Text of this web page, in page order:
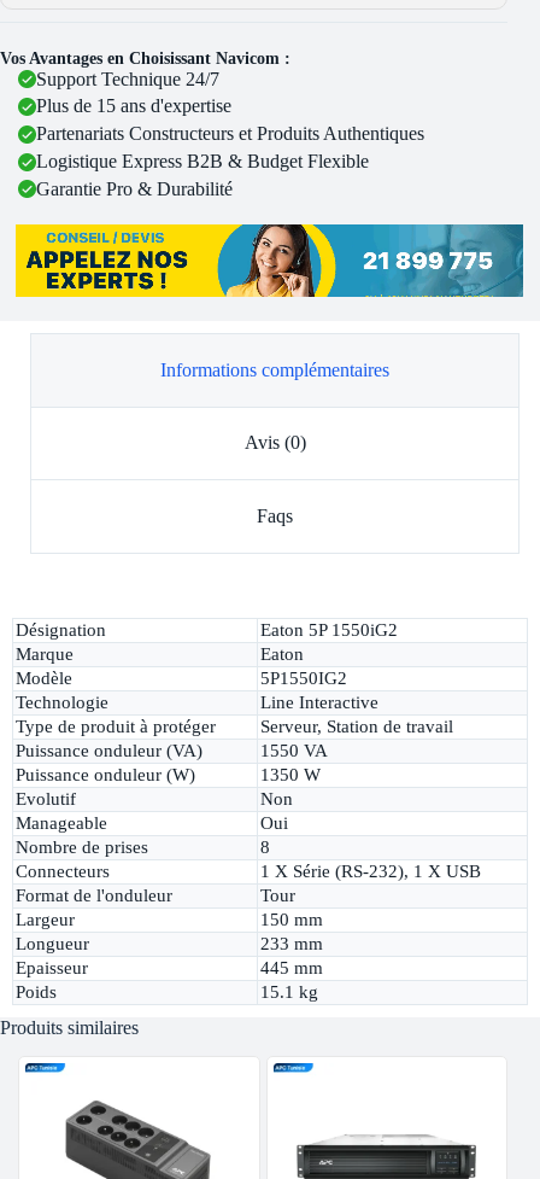
Vos Avantages en Choisissant Navicom :
Support Technique 24/7
Plus de 15 ans d'expertise
Partenariats Constructeurs et Produits Authentiques
Logistique Express B2B & Budget Flexible
Garantie Pro & Durabilité
Informations complémentaires
Avis (0)
Faqs
Désignation
Eaton 5P 1550iG2
Marque
Eaton
Modèle
5P1550IG2
Technologie
Line Interactive
Type de produit à protéger
Serveur, Station de travail
Puissance onduleur (VA)
1550 VA
Puissance onduleur (W)
1350 W
Evolutif
Non
Manageable
Oui
Nombre de prises
8
Connecteurs
1 X Série (RS-232), 1 X USB
Format de l'onduleur
Tour
Largeur
150 mm
Longueur
233 mm
Epaisseur
445 mm
Poids
15.1 kg
Produits similaires